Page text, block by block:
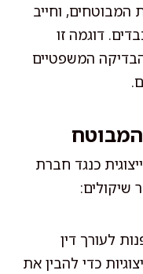
וחייב
דוגמה זו
המשפטיים
כנגד חברת
שיקולים:
לעורך דין
כדי להבין את